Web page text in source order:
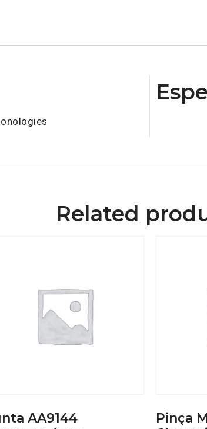
Related
AA9144
Pinça